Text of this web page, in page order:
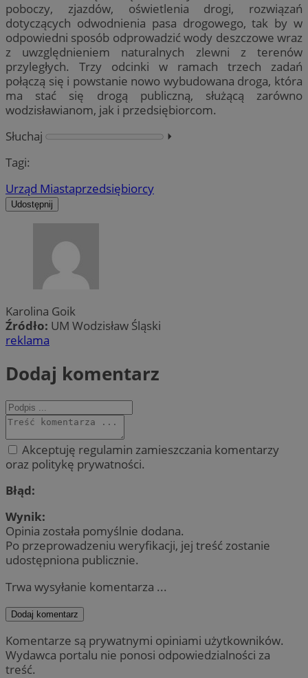
poboczy, zjazdów, oświetlenia drogi, rozwiązań
dotyczących odwodnienia pasa drogowego, tak by w
odpowiedni sposób odprowadzić wody deszczowe wraz
z uwzględnieniem naturalnych zlewni z terenów
przyległych. Trzy odcinki w ramach trzech zadań
połączą się i powstanie nowo wybudowana droga, która
ma stać się drogą publiczną, służącą zarówno
wodzisławianom, jak i przedsiębiorcom.
Słuchaj
⏵︎
Tagi:
Urząd Miastaprzedsiębiorcy
Udostępnij
Karolina Goik
Źródło: UM Wodzisław Śląski
reklama
Dodaj komentarz
Akceptuję regulamin zamieszczania komentarzy
oraz politykę prywatności.
Błąd:
Wynik:
Opinia została pomyślnie dodana.
Po przeprowadzeniu weryfikacji, jej treść zostanie
udostępniona publicznie.
Trwa wysyłanie komentarza ...
Dodaj komentarz
Komentarze są prywatnymi opiniami użytkowników.
Wydawca portalu nie ponosi odpowiedzialności za
treść.